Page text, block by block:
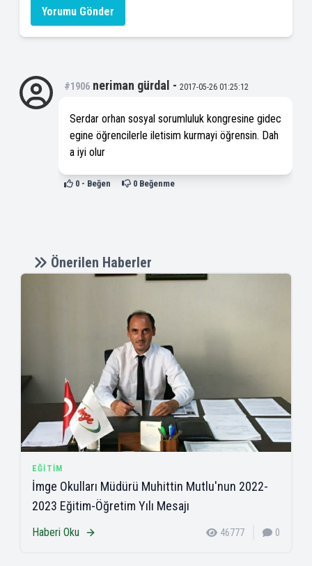
Yorumu Gönder
#1906 neriman gürdal - 2017-05-26 01:25:12
Serdar orhan sosyal sorumluluk kongresine gidec
egine öğrencilerle iletisim kurmayi öğrensin. Dah
a iyi olur
0- Beğen 0Beğenme
Önerilen Haberler
EĞITIM
İmge Okulları Müdürü Muhittin Mutlu'nun 2022-
2023 Eğitim-Öğretim Yılı Mesajı
Haberi Oku 46777 0